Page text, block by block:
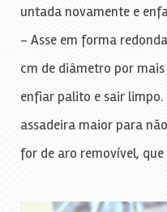
untada novamente e
– Asse em forma
cm de diâmetro por
enfiar palito e sair
assadeira maior para
for de aro removível,